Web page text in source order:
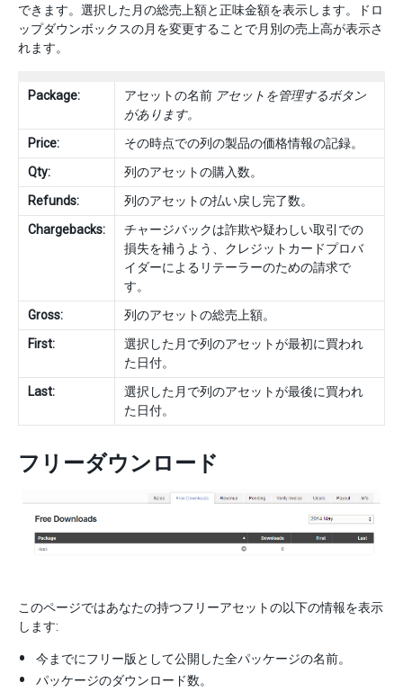
できます。選択した月の総売上額と正味金額を表示します。ドロ
ップダウンボックスの月を変更することで月別の売上高が表示さ
れます。
Package: アセットの名前 アセットを管理するボタン
があります。
Price:
その時点での列の製品の価格情報の記録。
Qty:
列のアセットの購入数。
Refunds:
列のアセットの払い戻し完了数。
Chargebacks:
チャージバックは詐欺や疑わしい取引での
損失を補うよう、クレジットカードプロバ
イダーによるリテーラーのための請求で
す。
Gross:
列のアセットの総売上額。
First:
選択した月で列のアセットが最初に買われ
た日付。
Last:
選択した月で列のアセットが最後に買われ
た日付。
フリーダウンロード
このページではあなたの持つフリーアセットの以下の情報を表示
します:
今までにフリー版として公開した全パッケージの名前。
パッケージのダウンロード数。